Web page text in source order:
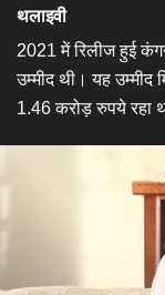
थलाइवी
2021 में रिलीज हुई
उम्मीद थी। यह उम्मीद
1.46 करोड़ रुपये रहा